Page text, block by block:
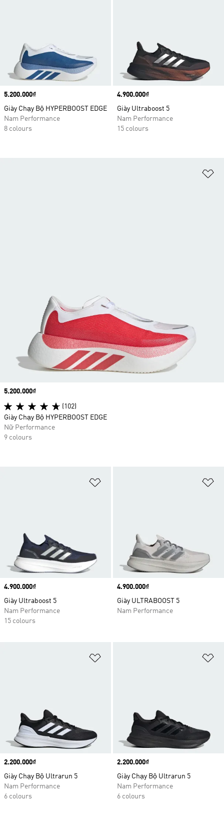
Price
5.200.000₫
Giày Chạy Bộ HYPERBOOST EDGE
Nam Performance
8 colours
Price
4.900.000₫
Giày Ultraboost 5
Nam Performance
15 colours
Price
4.900.000₫
Giày Ultraboost 5
Nam Performance
15 colours
Price
4.900.000₫
Giày ULTRABOOST 5
Nam Performance
Price
2.200.000₫
Giày Chạy Bộ Ultrarun 5
Nam Performance
6 colours
Price
2.200.000₫
Giày Chạy Bộ Ultrarun 5
Nam Performance
6 colours
Price
5.200.000₫
(102)
Giày Chạy Bộ HYPERBOOST EDGE
Nữ Performance
9 colours